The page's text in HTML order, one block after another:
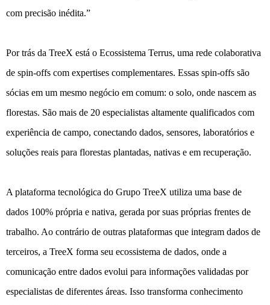
com precisão inédita.”
Por trás da TreeX está o Ecossistema Terrus, uma rede colaborativa
de spin-offs com expertises complementares. Essas spin-offs são
sócias em um mesmo negócio em comum: o solo, onde nascem as
florestas. São mais de 20 especialistas altamente qualificados com
experiência de campo, conectando dados, sensores, laboratórios e
soluções reais para florestas plantadas, nativas e em recuperação.
A plataforma tecnológica do Grupo TreeX utiliza uma base de
dados 100% própria e nativa, gerada por suas próprias frentes de
trabalho. Ao contrário de outras plataformas que integram dados de
terceiros, a TreeX forma seu ecossistema de dados, onde a
comunicação entre dados evolui para informações validadas por
especialistas de diferentes áreas. Isso transforma conhecimento